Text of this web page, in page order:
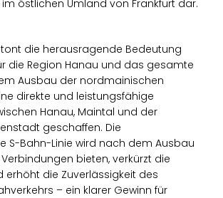
östlichen Umland von Frankfurt dar.
die herausragende Bedeutung
die Region Hanau und das gesamte
Ausbau der nordmainischen
direkte und leistungsfähige
Hanau, Maintal und der
geschaffen. Die
S-Bahn-Linie wird nach dem Ausbau
bieten, verkürzt die
erhöht die Zuverlässigkeit des
– ein klarer Gewinn für